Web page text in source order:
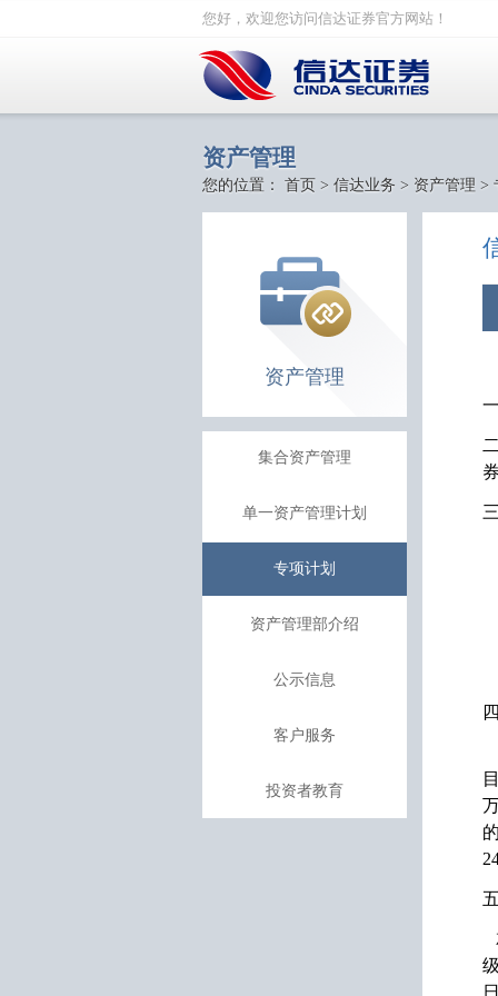
您好，欢迎您访问信达证券官方网站！
资产管理
您的位置： 首页 > 信达业务 > 资产管理 >
资产管理
集合资产管理
单一资产管理计划
专项计划
资产管理部介绍
公示信息
客户服务
投资者教育